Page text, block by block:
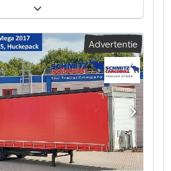
overbrenging:
kg. Op onze website vindt u een
beschikbare voertuigen. Heeft u
Wij bieden individuele
uitgebreide
en telematicadiensten. Wij
persoonlijk. Dcjdpfx Amjztgzfo Hok
Advertentie